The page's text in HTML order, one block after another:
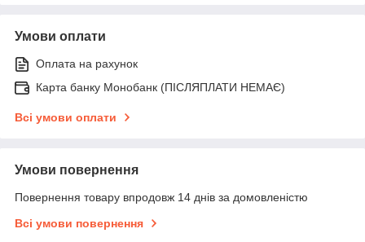
Умови оплати
Оплата на рахунок
Карта банку Монобанк (ПІСЛЯПЛАТИ НЕМАЄ)
Всі умови оплати
Умови повернення
Повернення товару впродовж 14 днів за домовленістю
Всі умови повернення